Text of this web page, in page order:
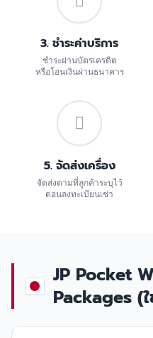
3. ชำระค่าบริการ
ชำระผ่านบัตรเครดิต
หรือโอนเงินผ่านธนาคาร
5. จัดส่งเครื่อง
จัดส่งตามที่ลูกค้าระบุไว้
ตอนลงทะเบียนเช่า
JP Pocket
Packages